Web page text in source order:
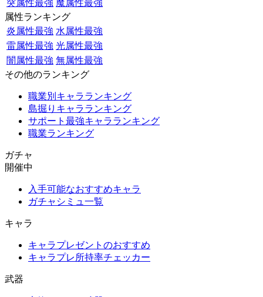
突属性最強 魔属性最強
属性ランキング
炎属性最強 水属性最強
雷属性最強 光属性最強
闇属性最強 無属性最強
その他のランキング
職業別キャラランキング
島掘りキャラランキング
サポート最強キャラランキング
職業ランキング
ガチャ
開催中
入手可能なおすすめキャラ
ガチャシミュ一覧
キャラ
キャラプレゼントのおすすめ
キャラプレ所持率チェッカー
武器